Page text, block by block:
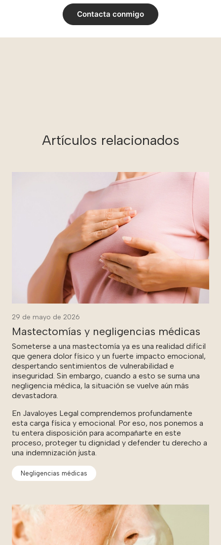
Contacta conmigo
Artículos relacionados
29 de mayo de 2026
Mastectomías y negligencias médicas
Someterse a una mastectomía ya es una realidad difícil
que genera dolor físico y un fuerte impacto emocional,
despertando sentimientos de vulnerabilidad e
inseguridad. Sin embargo, cuando a esto se suma una
negligencia médica, la situación se vuelve aún más
devastadora.
En Javaloyes Legal comprendemos profundamente
esta carga física y emocional. Por eso, nos ponemos a
tu entera disposición para acompañarte en este
proceso, proteger tu dignidad y defender tu derecho a
una indemnización justa.
Negligencias médicas